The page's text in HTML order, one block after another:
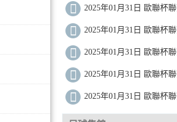
摩vs列加斯 全場錄像
2025年01月31日 歐聯杯
拉齊奧 全場錄像
2025年01月31日 歐聯杯
特vs霍芬海姆 全場錄像
2025年01月31日 歐聯杯
競技vs比爾森 全場錄像
2025年01月31日 歐聯杯
vs加拉塔薩雷 全場錄像
2025年01月31日 歐聯杯
蘭克福 全場錄像